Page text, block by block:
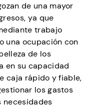
de una mayor
ya que
trabajo
una ocupación con
de los
en su capacidad
caja rápido y fiable,
los gastos
necesidades